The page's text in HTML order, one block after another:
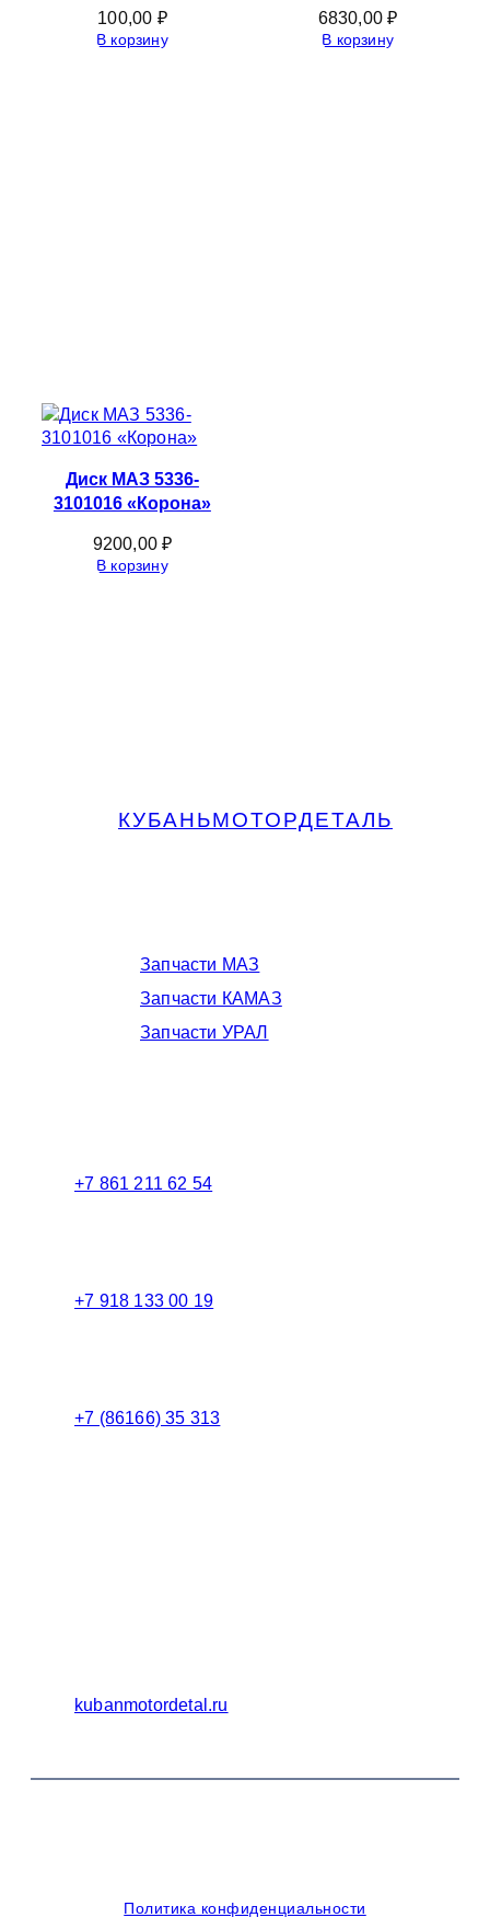
100,00 ₽
В корзину
6830,00₽
В корзину
Диск МАЗ 5336-
3101016 «Корона»
9200,00₽
В корзину
КУБАНЬМОТОРДЕТАЛЬ
Запчасти МАЗ
Запчасти КАМАЗ
Запчасти УРАЛ
+7 861 211 62 54
+7 918 133 00 19
+7 (86166) 35 313
kubanmotordetal.ru
Политика конфиденциальности